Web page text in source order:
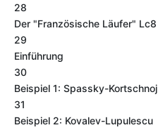
28
Der "Französische Läufer" Lc8
29
Einführung
30
Beispiel 1: Spassky-Kortschnoj
31
Beispiel 2: Kovalev-Lupulescu